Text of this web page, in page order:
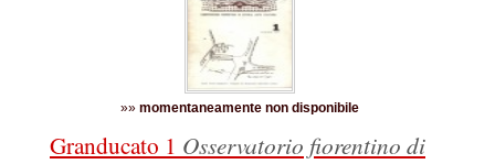
»» momentaneamente non disponibile
Granducato 1 Osservatorio fiorentino di